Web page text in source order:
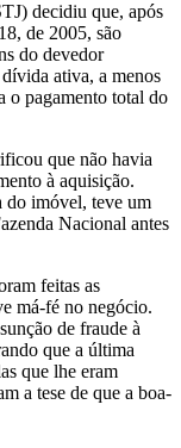
decidiu que, após
de 2005, são
do devedor
ativa, a menos
o pagamento total do
que não havia
à aquisição.
do imóvel, teve um
Nacional antes
feitas as
má-fé no negócio.
de fraude à
que a última
que lhe eram
a tese de que a boa-